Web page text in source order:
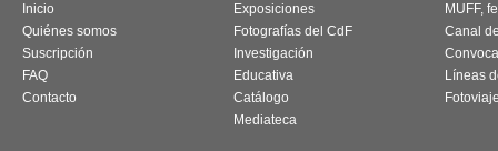
Inicio
Quiénes somos
Suscripción
FAQ
Contacto
Exposiciones
Fotografías del CdF
Investigación
Educativa
Catálogo
Mediateca
MUFF,
Canal
Líneas